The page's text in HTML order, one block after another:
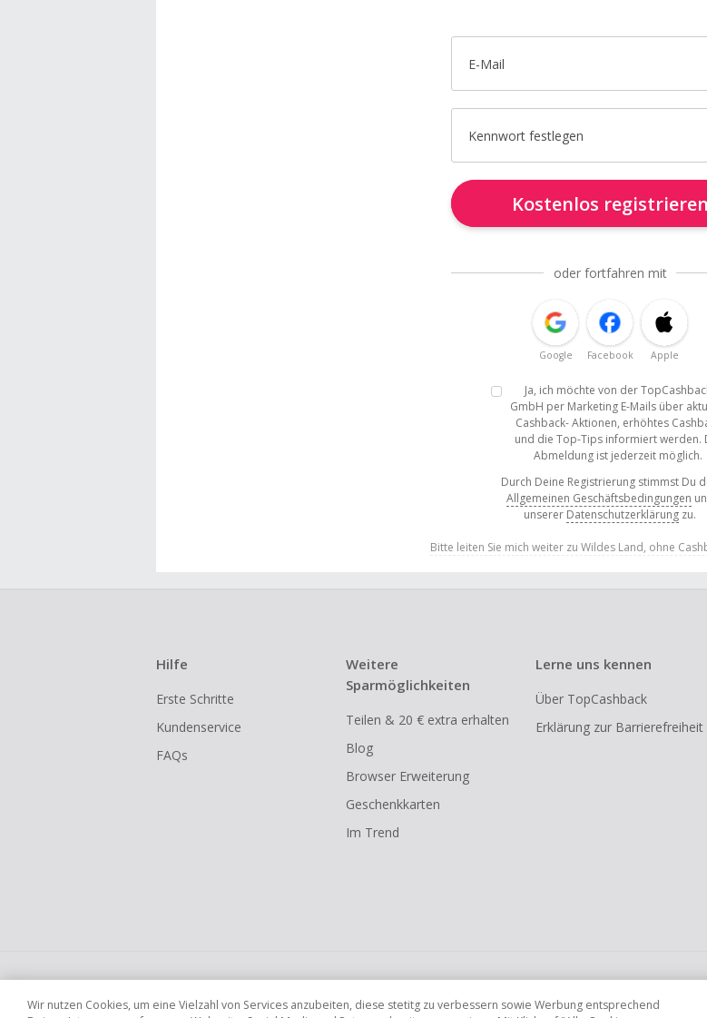
E-Mail
Kennwort festlegen
Kostenlos registrieren
oder fortfahren mit
Google Facebook Apple
Ja, ich möchte von der
GmbH per Marketing E-Mails über
Cashback- Aktionen, erhöhtes
und die Top-Tips informiert werden.
Abmeldung ist jederzeit möglich.
Durch Deine Registrierung stimmst Du
Allgemeinen Geschäftsbedingungen
unserer Datenschutzerklärung zu.
Bitte leiten Sie mich weiter zu Wildes Land, ohne
Hilfe
Erste Schritte
Kundenservice
FAQs
Weitere
Sparmöglichkeiten
Teilen & 20 € extra erhalten
Blog
Browser Erweiterung
Geschenkkarten
Im Trend
Lerne uns kennen
Über TopCashback
Erklärung zur Barrierefreiheit
Globale Websites UK US CN JP FR AU IT ES
Wir nutzen Cookies, um eine Vielzahl von Services anzubeiten, diese stetitg zu verbessern sowie Werbung entsprechend